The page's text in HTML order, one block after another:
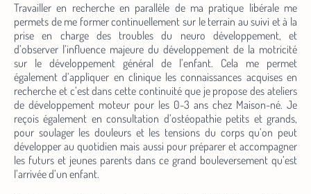
Travailler en recherche en parallèle de ma pratique libérale me
permets de me former continuellement sur le terrain au suivi et à la
prise en charge des troubles du neuro développement, et
d’observer l’influence majeure du développement de la motricité
sur le développement général de l’enfant. Cela me permet
également d’appliquer en clinique les connaissances acquises en
recherche et c’est dans cette continuité que je propose des ateliers
de développement moteur pour les 0-3 ans chez Maison-né. Je
reçois également en consultation d’ostéopathie petits et grands,
pour soulager les douleurs et les tensions du corps qu’on peut
développer au quotidien mais aussi pour préparer et accompagner
les futurs et jeunes parents dans ce grand bouleversement qu’est
l’arrivée d’un enfant.